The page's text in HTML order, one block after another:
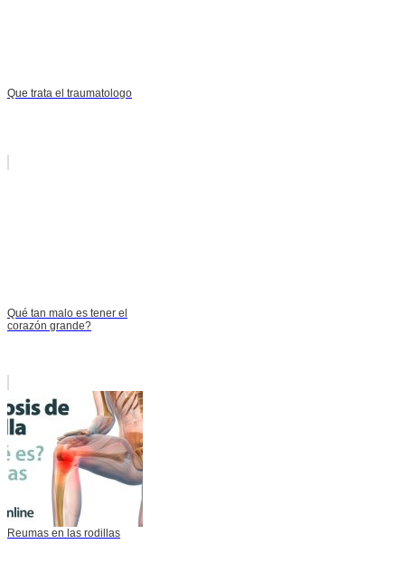
Que trata el traumatologo
Qué tan malo es tener el
corazón grande?
Reumas en las rodillas